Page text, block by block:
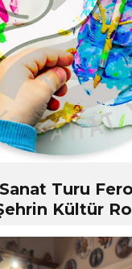
Turu
Kültür